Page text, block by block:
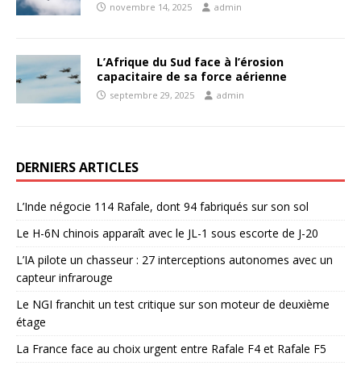
novembre 14, 2025 admin
L’Afrique du Sud face à l’érosion
capacitaire de sa force aérienne
septembre 29, 2025 admin
DERNIERS ARTICLES
L’Inde négocie 114 Rafale, dont 94 fabriqués sur son sol
Le H-6N chinois apparaît avec le JL-1 sous escorte de J-20
L’IA pilote un chasseur : 27 interceptions autonomes avec un
capteur infrarouge
Le NGI franchit un test critique sur son moteur de deuxième
étage
La France face au choix urgent entre Rafale F4 et Rafale F5